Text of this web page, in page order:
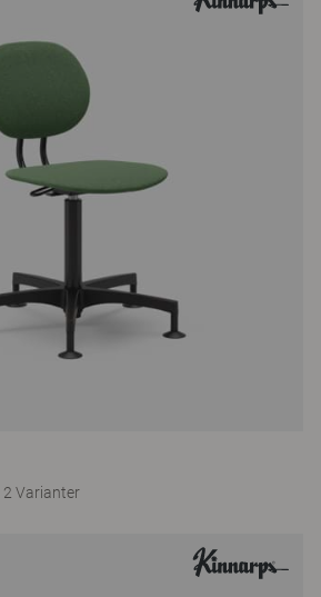
2 Varianter